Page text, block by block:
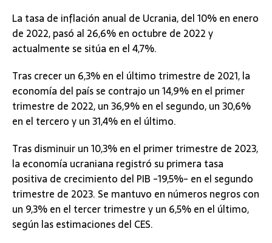
La tasa de inflación anual de Ucrania, del 10% en enero
de 2022, pasó al 26,6% en octubre de 2022 y
actualmente se sitúa en el 4,7%.
Tras crecer un 6,3% en el último trimestre de 2021, la
economía del país se contrajo un 14,9% en el primer
trimestre de 2022, un 36,9% en el segundo, un 30,6%
en el tercero y un 31,4% en el último.
Tras disminuir un 10,3% en el primer trimestre de 2023,
la economía ucraniana registró su primera tasa
positiva de crecimiento del PIB -19,5%- en el segundo
trimestre de 2023. Se mantuvo en números negros con
un 9,3% en el tercer trimestre y un 6,5% en el último,
según las estimaciones del CES.